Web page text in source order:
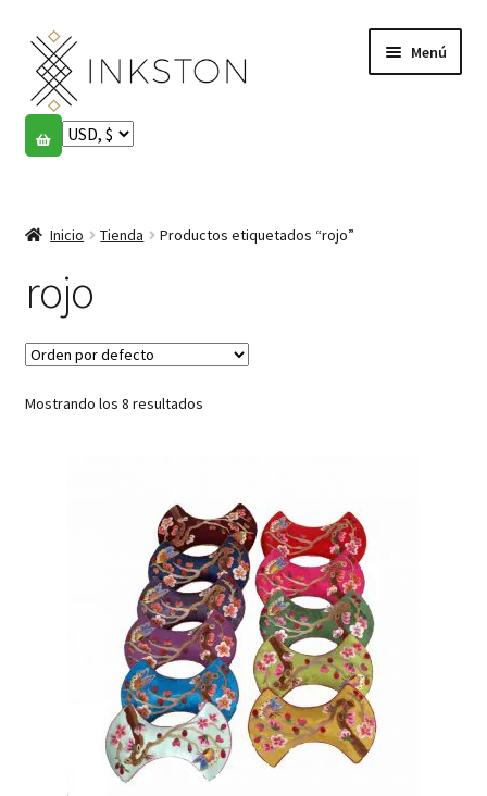
Ir
la
navegación
Ir
al
contenido
Menú
Tienda
English
Español
Français
Comunidad
Inicio Tienda Productos etiquetados “rojo”
rojo
Mostrando los 8 resultados